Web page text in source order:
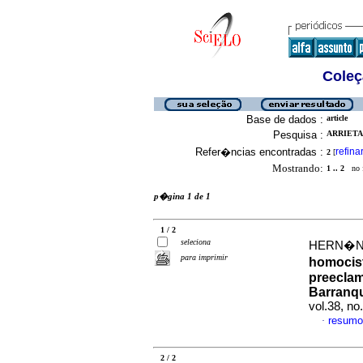
Base de dados : article
Pesquisa :
Refer�ncias encontradas : 2 [refinar
Mostrando: 1 .. 2 no
p�gina 1 de 1
1 / 2
seleciona
para imprimir
vol.38,
·
2 / 2